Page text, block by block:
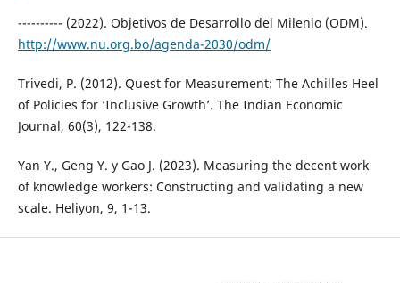
---------- (2022). Objetivos de Desarrollo del Milenio (ODM).
http://www.nu.org.bo/agenda-2030/odm/
Trivedi, P. (2012). Quest for Measurement: The Achilles Heel
of Policies for ‘Inclusive Growth’. The Indian Economic
Journal, 60(3), 122-138.
Yan Y., Geng Y. y Gao J. (2023). Measuring the decent work
of knowledge workers: Constructing and validating a new
scale. Heliyon, 9, 1-13.